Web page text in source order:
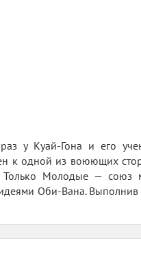
у Куай-Гона и его
к одной из воюющих
Молодые — союз
Оби-Вана.